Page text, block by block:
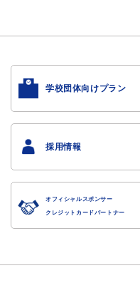
学校団体向けプラン
採用情報
オフィシャルスポンサー
クレジットカードパートナー